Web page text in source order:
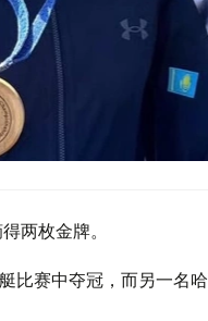
两枚金牌。
比赛中夺冠，而另一名